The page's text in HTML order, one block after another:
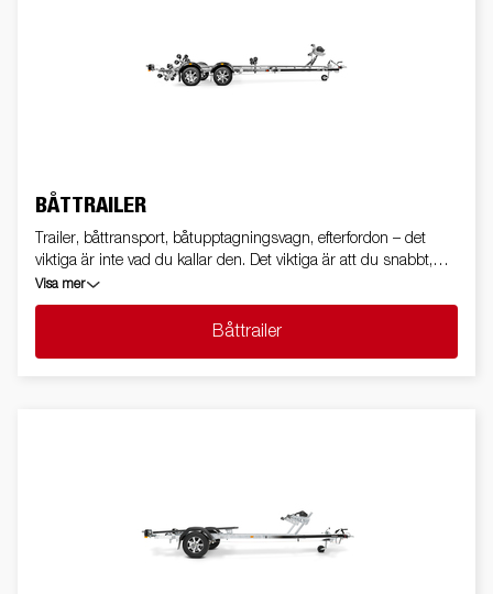
BÅTTRAILER
Trailer, båttransport, båtupptagningsvagn, efterfordon – det
viktiga är inte vad du kallar den. Det viktiga är att du snabbt,
enkelt och säkert kan sjösätta dina planer.
Visa mer
Båttrailer